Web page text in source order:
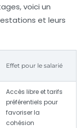
voici un
et leurs
Effet pour le salarié
Accès libre et tarifs
préférentiels pour
favoriser la
cohésion